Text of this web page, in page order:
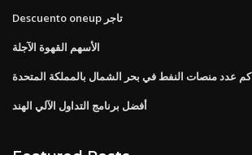
Descuento oneup تاجر
الأسهم القهوة الآجلة
كم عدد منصات النفط في بحر الشمال بالمملكة المتحدة
أفضل برنامج التداول الآلي الهند